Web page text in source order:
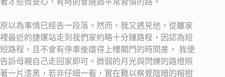
著才些微安心，有時則會繞過平常習慣的路。
原以為事情已經告一段落。然而，我又遇見他。從離家
裡最近的捷運站走到我們家約略十分鐘路程，因認為短
短路程，且不會有停車後還得上樓關門的時間差， 我便
告訴母親自己走回家即可。微弱的月光與閃爍的路燈照
著一片漆黑，若非仔細一看，實在難以察覺陰暗的榕樹